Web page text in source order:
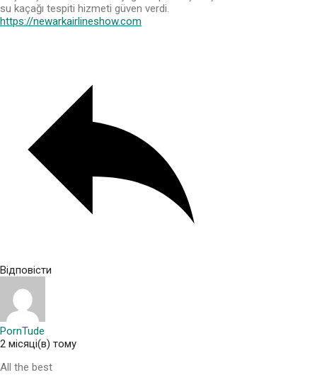
su kaçağı tespiti hizmeti güven verdi.
https://newarkairlineshow.com
Відповісти
PornTude
2 місяці(в) тому
All the best